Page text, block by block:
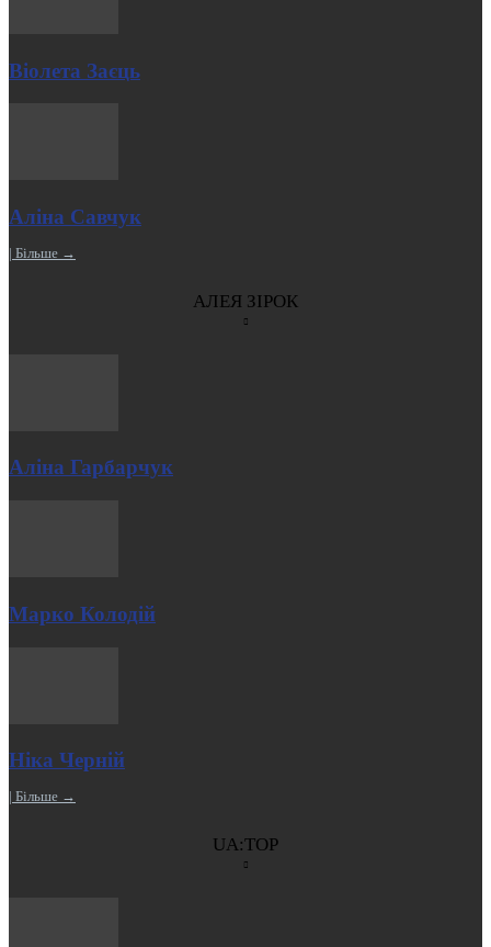
Віолета Заєць
Аліна Савчук
| Більше →
АЛЕЯ ЗІРОК
Аліна Гарбарчук
Марко Колодій
Ніка Черній
| Більше →
UA:TOP